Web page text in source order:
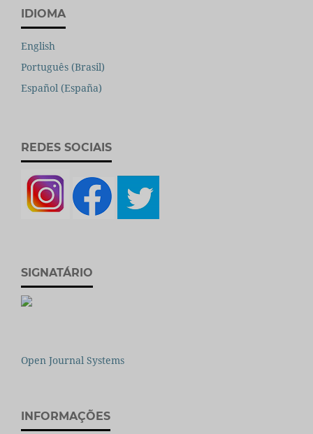
IDIOMA
English
Português (Brasil)
Español (España)
REDES SOCIAIS
SIGNATÁRIO
Open Journal Systems
INFORMAÇÕES